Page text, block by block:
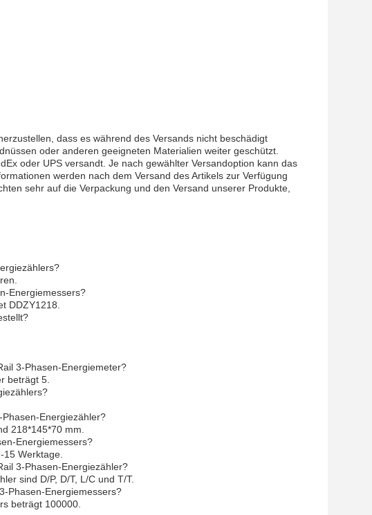
dass es während des Versands nicht beschädigt
oder anderen geeigneten Materialien weiter geschützt.
oder UPS versandt. Je nach gewählter Versandoption kann das
werden nach dem Versand des Artikels zur Verfügung
sehr auf die Verpackung und den Versand unserer Produkte,
Energiemessers?
DDZY1218.
3-Phasen-Energiemeter?
beträgt 5.
Energiezähler?
218*145*70 mm.
Energiemessers?
Werktage.
3-Phasen-Energiezähler?
sind D/P, D/T, L/C und T/T.
Phasen-Energiemessers?
beträgt 100000.